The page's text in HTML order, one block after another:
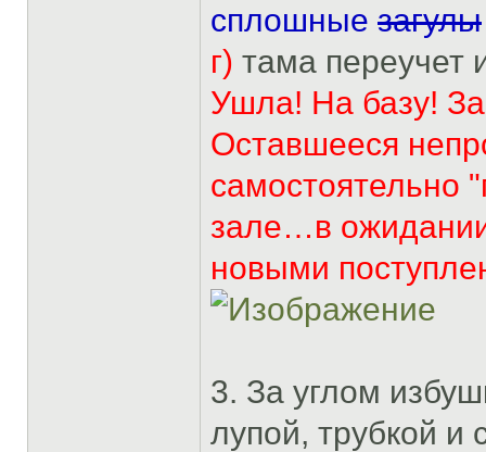
сплошные загулы
г) тама переучет
Ушла! На базу!
Оставшееся
самостоятельно
зале…в
новыми
3. За углом
лупой, трубкой и